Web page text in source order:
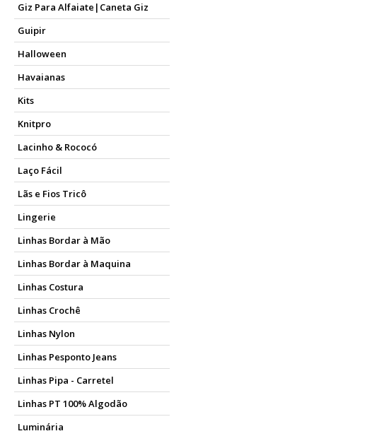
Giz Para Alfaiate|Caneta Giz
Guipir
Halloween
Havaianas
Kits
Knitpro
Lacinho & Rococó
Laço Fácil
Lãs e Fios Tricô
Lingerie
Linhas Bordar à Mão
Linhas Bordar à Maquina
Linhas Costura
Linhas Crochê
Linhas Nylon
Linhas Pesponto Jeans
Linhas Pipa - Carretel
Linhas PT 100% Algodão
Luminária